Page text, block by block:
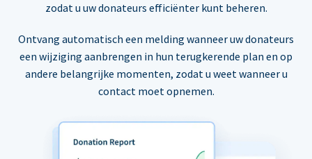
zodat u uw donateurs efficiënter kunt beheren.
Ontvang automatisch een melding wanneer uw donateurs
een wijziging aanbrengen in hun terugkerende plan en op
andere belangrijke momenten, zodat u weet wanneer u
contact moet opnemen.